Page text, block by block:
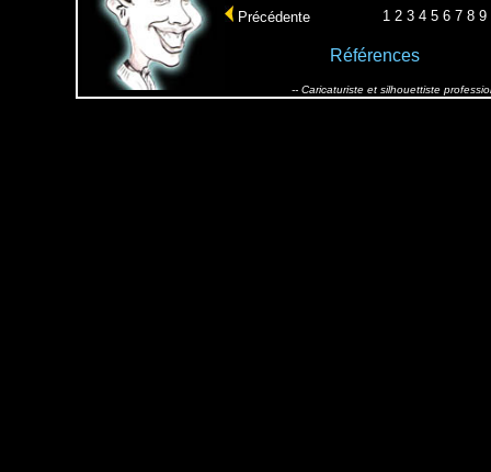
Précédente 1 2 3 4 5 6 7 8 9
Références
-- Caricaturiste et silhouettiste